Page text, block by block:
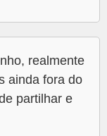
realmente
ainda fora do
partilhar e